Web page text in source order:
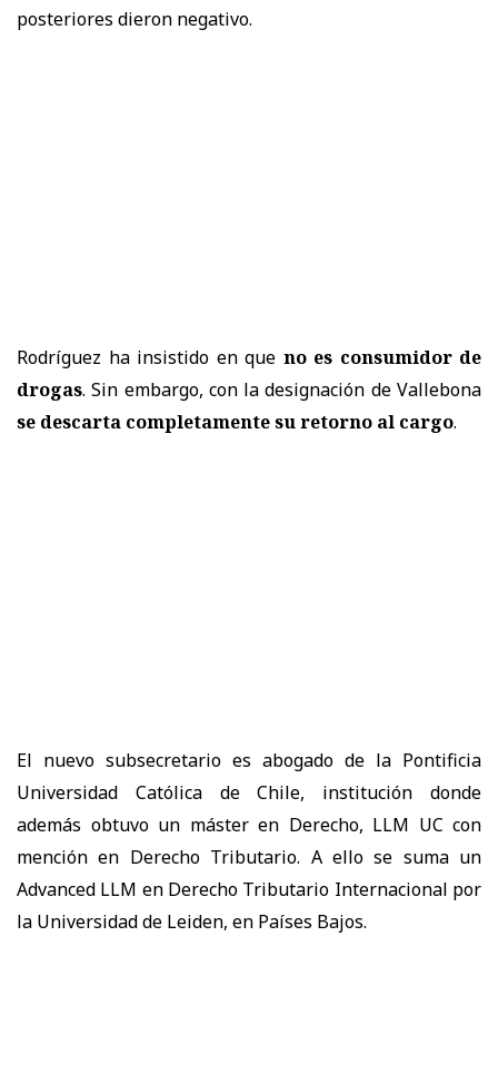
posteriores dieron negativo.
Rodríguez ha insistido en que no es consumidor de
drogas. Sin embargo, con la designación de Vallebona
se descarta completamente su retorno al cargo.
El nuevo subsecretario es abogado de la Pontificia
Universidad Católica de Chile, institución donde
además obtuvo un máster en Derecho, LLM UC con
mención en Derecho Tributario. A ello se suma un
Advanced LLM en Derecho Tributario Internacional por
la Universidad de Leiden, en Países Bajos.